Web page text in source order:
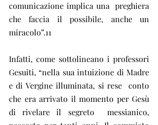
comunicazione implica una  preghiera
che faccia il possibile, anche un
miracolo”.11
Infatti, come sottolineano i professori
Gesuiti, “nella sua intuizione di Madre
e di Vergine illuminata, si rese  conto
che era arrivato il momento per Gesù
di rivelare il segreto  messianico,